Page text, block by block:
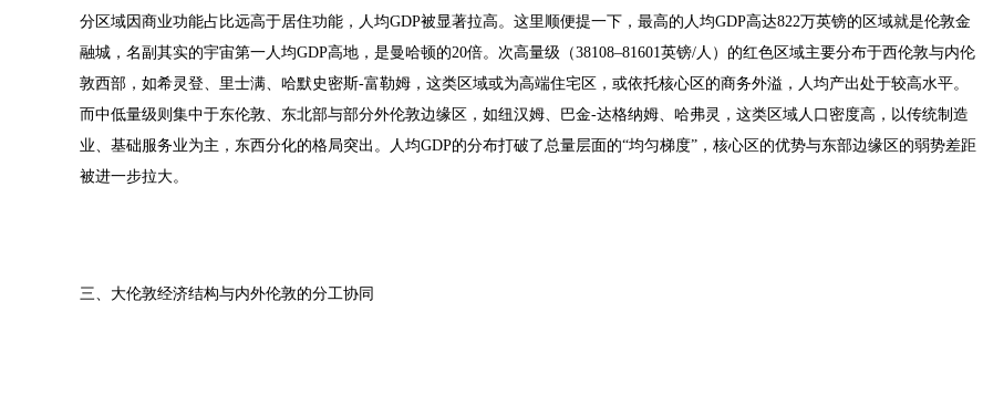
分区域因商业功能占比远高于居住功能，人均GDP被显著拉高。这里顺便提一下，最高的人均GDP高达822万英镑的区域就是伦敦金
融城，名副其实的宇宙第一人均GDP高地，是曼哈顿的20倍。次高量级（38108–81601英镑/人）的红色区域主要分布于西伦敦与内伦
敦西部，如希灵登、里士满、哈默史密斯-富勒姆，这类区域或为高端住宅区，或依托核心区的商务外溢，人均产出处于较高水平。
而中低量级则集中于东伦敦、东北部与部分外伦敦边缘区，如纽汉姆、巴金-达格纳姆、哈弗灵，这类区域人口密度高，以传统制造
业、基础服务业为主，东西分化的格局突出。人均GDP的分布打破了总量层面的“均匀梯度”，核心区的优势与东部边缘区的弱势差距
被进一步拉大。
三、大伦敦经济结构与内外伦敦的分工协同